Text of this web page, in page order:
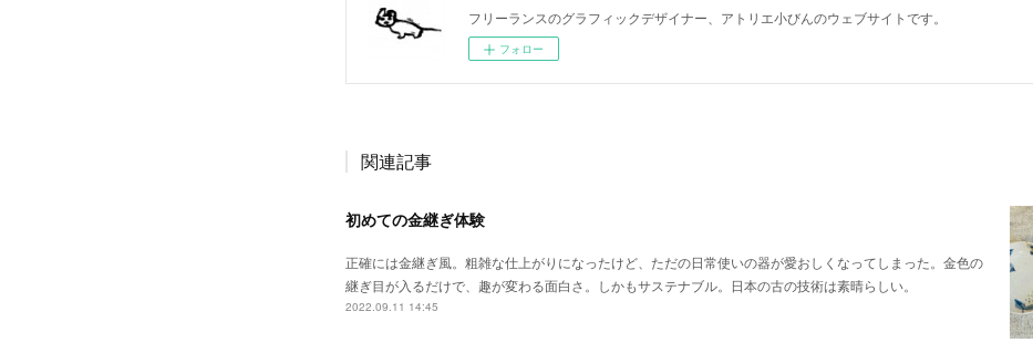
フリーランスのグラフィックデザイナー、アトリエ小びんのウェブサイトです。
フォロー
関連記事
初めての金継ぎ体験
正確には金継ぎ風。粗雑な仕上がりになったけど、ただの日常使いの器が愛おしくなってしまった。金色の
継ぎ目が入るだけで、趣が変わる面白さ。しかもサステナブル。日本の古の技術は素晴らしい。
2022.09.11 14:45